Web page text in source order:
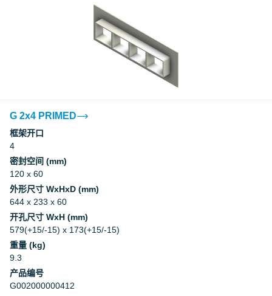
G 2x4 PRIMED
框架开口
4
密封空间 (mm)
120 x 60
外形尺寸 WxHxD (mm)
644 x 233 x 60
开孔尺寸 WxH (mm)
579(+15/-15) x 173(+15/-15)
重量 (kg)
9.3
产品编号
G002000000412